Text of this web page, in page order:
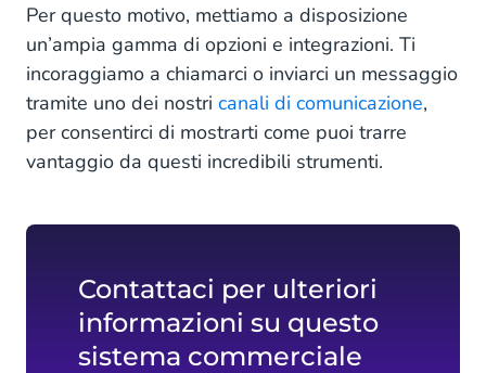
Per questo motivo, mettiamo a disposizione
un’ampia gamma di opzioni e integrazioni. Ti
incoraggiamo a chiamarci o inviarci un messaggio
tramite uno dei nostri canali di comunicazione,
per consentirci di mostrarti come puoi trarre
vantaggio da questi incredibili strumenti.
Contattaci per ulteriori
informazioni su questo
sistema commerciale